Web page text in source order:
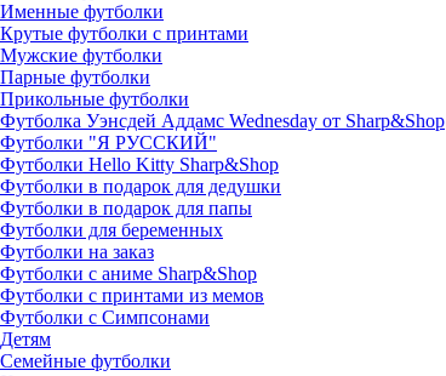
Именные футболки
Крутые футболки с принтами
Мужские футболки
Парные футболки
Прикольные футболки
Футболка Уэнсдей Аддамс Wednesday от Sharp&Shop
Футболки "Я РУССКИЙ"
Футболки Hello Kitty Sharp&Shop
Футболки в подарок для дедушки
Футболки в подарок для папы
Футболки для беременных
Футболки на заказ
Футболки с аниме Sharp&Shop
Футболки с принтами из мемов
Футболки с Симпсонами
Детям
Семейные футболки